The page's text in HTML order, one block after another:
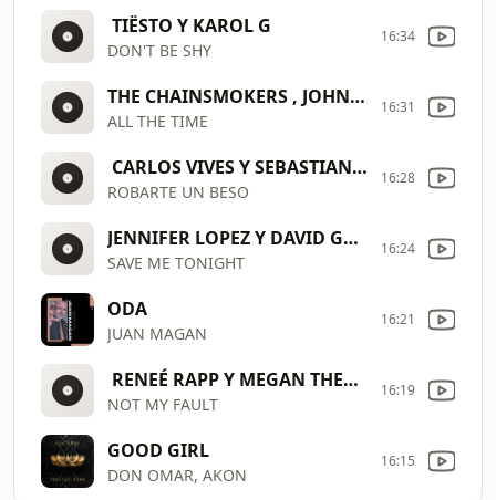
TIËSTO Y KAROL G
DON'T BE SHY
16:34
THE CHAINSMOKERS , JOHN SUMMIT Y ILSEY JUBER
ALL THE TIME
16:31
CARLOS VIVES Y SEBASTIAN YATRA
ROBARTE UN BESO
16:28
JENNIFER LOPEZ Y DAVID GUETTA
SAVE ME TONIGHT
16:24
ODA
JUAN MAGAN
16:21
RENEÉ RAPP Y MEGAN THEE STALLION
NOT MY FAULT
16:19
GOOD GIRL
DON OMAR, AKON
16:15